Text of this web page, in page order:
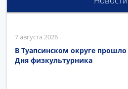
7 августа 2026
В Туапсинском округе прошло
Дня физкультурника